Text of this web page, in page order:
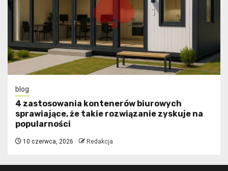
blog
4 zastosowania kontenerów biurowych
sprawiające, że takie rozwiązanie zyskuje na
popularności
10 czerwca, 2026 Redakcja